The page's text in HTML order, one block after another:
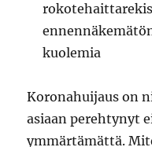
kuolemia
Koronahuijaus on
asiaan perehtynyt
ymmärtämättä.